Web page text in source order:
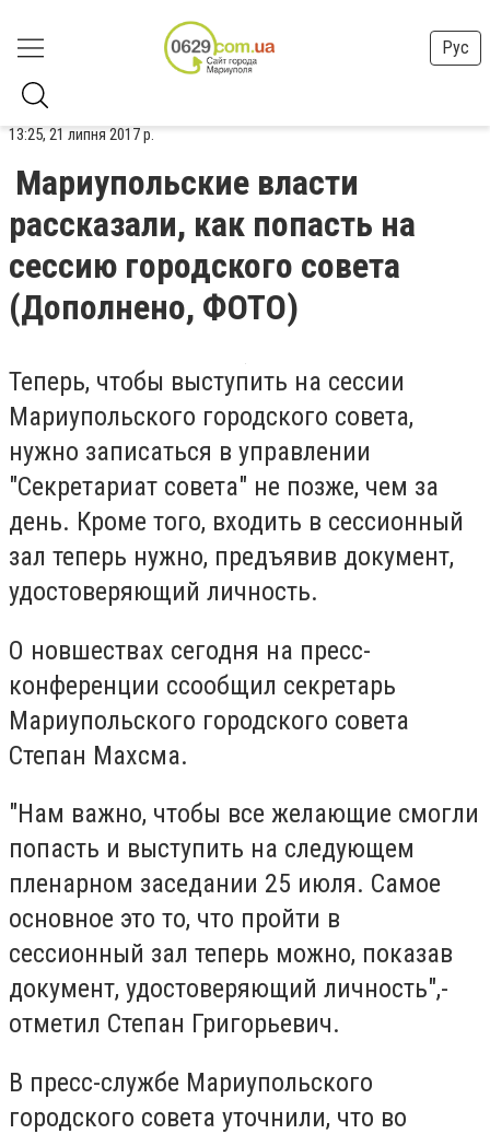
Рус
13:25, 21 липня 2017 р.
Мариупольские власти
рассказали, как попасть на
сессию городского совета
(Дополнено, ФОТО)
Теперь, чтобы выступить на сессии
Мариупольского городского совета,
нужно записаться в управлении
"Секретариат совета" не позже, чем за
день. Кроме того, входить в сессионный
зал теперь нужно, предъявив документ,
удостоверяющий личность.
О новшествах сегодня на пресс-
конференции ссообщил секретарь
Мариупольского городского совета
Степан Махсма.
"Нам важно, чтобы все желающие смогли
попасть и выступить на следующем
пленарном заседании 25 июля. Самое
основное это то, что пройти в
сессионный зал теперь можно, показав
документ, удостоверяющий личность",-
отметил Степан Григорьевич.
В пресс-службе Мариупольского
городского совета уточнили, что во